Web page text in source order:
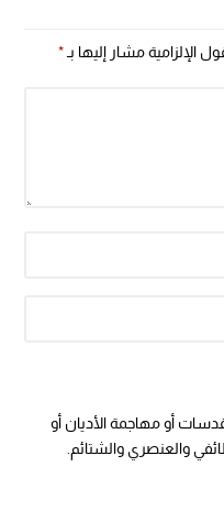
الإلزامية مشار إليها بـ*
أو مهاجمة الأديان أو
والعنصري والشتائم.